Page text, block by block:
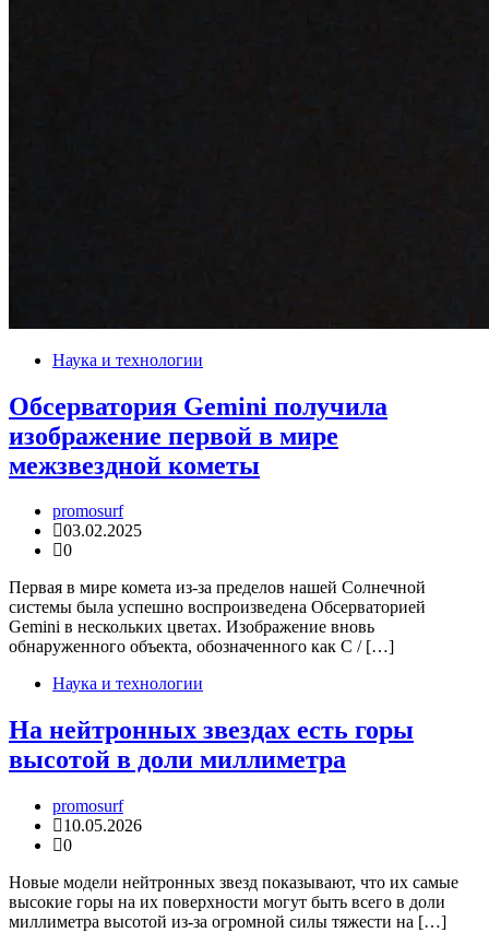
Наука и технологии
Обсерватория Gemini получила
изображение первой в мире
межзвездной кометы
promosurf
03.02.2025
0
Первая в мире комета из-за пределов нашей Солнечной
системы была успешно воспроизведена Обсерваторией
Gemini в нескольких цветах. Изображение вновь
обнаруженного объекта, обозначенного как C / […]
Наука и технологии
На нейтронных звездах есть горы
высотой в доли миллиметра
promosurf
10.05.2026
0
Новые модели нейтронных звезд показывают, что их самые
высокие горы на их поверхности могут быть всего в доли
миллиметра высотой из-за огромной силы тяжести на […]